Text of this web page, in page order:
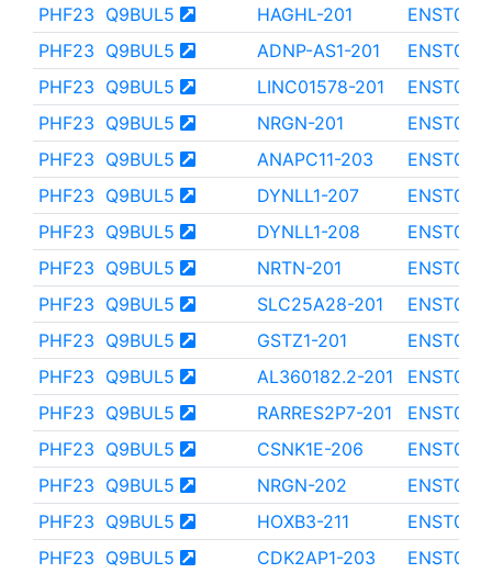
PHF23 Q9BUL5 HAGHL-201
PHF23 Q9BUL5 ADNP-AS1-201
PHF23 Q9BUL5 LINC01578-201
PHF23 Q9BUL5 NRGN-201
PHF23 Q9BUL5 ANAPC11-203
PHF23 Q9BUL5 DYNLL1-207
PHF23 Q9BUL5 DYNLL1-208
PHF23 Q9BUL5 NRTN-201
PHF23 Q9BUL5 SLC25A28-201
PHF23 Q9BUL5 GSTZ1-201
PHF23 Q9BUL5 AL360182.2-201
PHF23 Q9BUL5 RARRES2P7-201
PHF23 Q9BUL5 CSNK1E-206
PHF23 Q9BUL5 NRGN-202
PHF23 Q9BUL5 HOXB3-211
PHF23 Q9BUL5 CDK2AP1-203